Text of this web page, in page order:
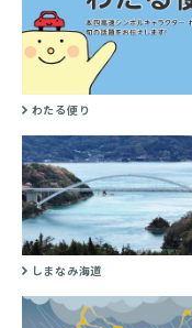
わたる便り
しまなみ海道